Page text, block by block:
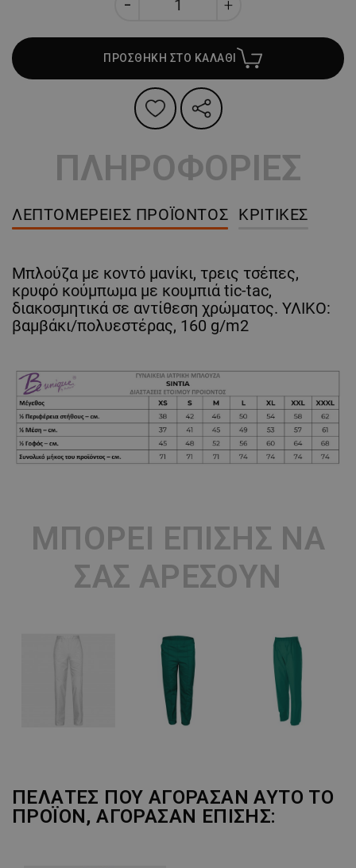
ΠΡΟΣΘΗΚΗ ΣΤΟ ΚΑΛΑΘΙ
ΠΛΗΡΟΦΟΡΙΕΣ
ΛΕΠΤΟΜΈΡΕΙΕΣ ΠΡΟΪΌΝΤΟΣ ΚΡΙΤΙΚΈΣ
Μπλούζα με κοντό μανίκι, τρεις τσέπες,
κρυφό κούμπωμα με κουμπιά tic-tac,
διακοσμητικά σε αντίθεση χρώματος. ΥΛΙΚΟ:
βαμβάκι/πολυεστέρας, 160 g/m2
ΜΠΟΡΕΊ ΕΠΊΣΗΣ ΝΑ
ΣΑΣ ΑΡΈΣΟΥΝ
ΠΕΛΆΤΕΣ ΠΟΥ ΑΓΌΡΑΣΑΝ ΑΥΤΌ ΤΟ
ΠΡΟΪΌΝ, ΑΓΌΡΑΣΑΝ ΕΠΊΣΗΣ: